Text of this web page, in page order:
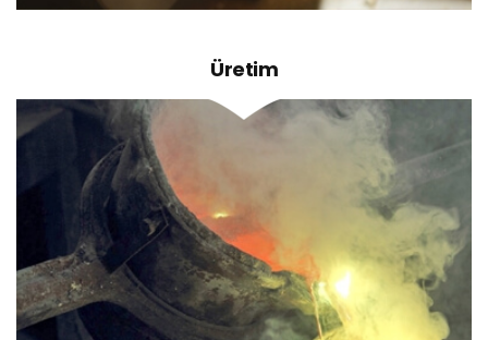
Bronz Döküm, Alüminyum Döküm, Pirinç Döküm,
Savurma Döküm, Talaşlı İmalat yapmaktayız.
Üretim